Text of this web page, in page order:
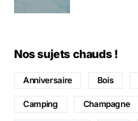
Nos sujets chauds !
Anniversaire Bois
Camping Champagne